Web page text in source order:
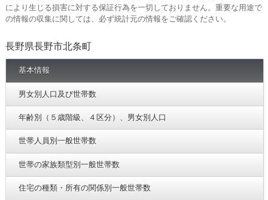
により生じる損害に対する保証行為を一切しておりません。重要な用途で
の情報の収集に関しては、必ず統計元の情報をご確認ください。
長野県長野市北条町
基本情報
男女別人口及び世帯数
年齢別（５歳階級、４区分）、男女別人口
世帯人員別一般世帯数
世帯の家族類型別一般世帯数
住宅の種類・所有の関係別一般世帯数